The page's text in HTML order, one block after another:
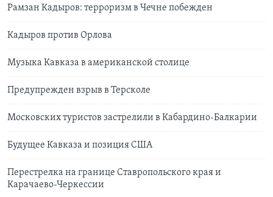
Рамзан Кадыров: терроризм в Чечне побежден
Кадыров против Орлова
Музыка Кавказа в американской столице
Предупрежден взрыв в Терсколе
Московских туристов застрелили в Кабардино-Балкарии
Будущее Кавказа и позиция США
Перестрелка на границе Ставропольского края и
Карачаево-Черкессии